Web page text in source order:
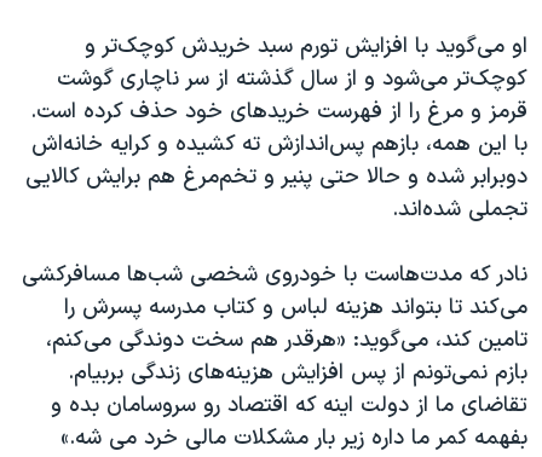
سفر پرزیدنت ترامپ به چین
او می‌گوید با افزایش تورم سبد خریدش کوچک‌تر و
کوچک‌تر می‌شود و از سال گذشته از سر ناچاری گوشت
قرمز و مرغ را از فهرست خریدهای خود حذف کرده است.
با این همه، بازهم پس‌اندازش ته کشیده و کرایه خانه‌اش
دوبرابر شده و حالا حتی پنیر و تخم‌مرغ هم برایش کالایی
تجملی شده‌اند.
نادر که مدت‌هاست با خودروی شخصی شب‌ها مسافرکشی
می‌کند تا بتواند هزینه لباس و کتاب مدرسه پسرش را
تامین کند، می‌گوید: «هرقدر هم سخت دوندگی می‌کنم،
بازم نمی‌تونم از پس افزایش هزینه‌های زندگی بربیام.
تقاضای ما از دولت اینه که اقتصاد رو سروسامان بده و
بفهمه کمر ما داره زیر بار مشکلات مالی خرد می شه.»